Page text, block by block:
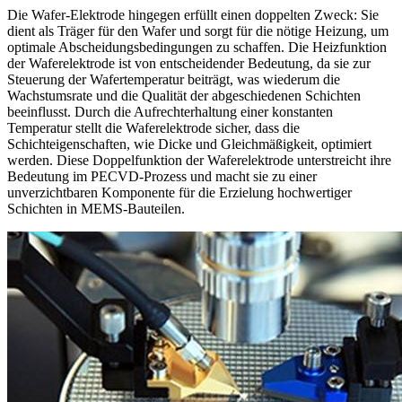
Die Wafer-Elektrode hingegen erfüllt einen doppelten Zweck: Sie
dient als Träger für den Wafer und sorgt für die nötige Heizung, um
optimale Abscheidungsbedingungen zu schaffen. Die Heizfunktion
der Waferelektrode ist von entscheidender Bedeutung, da sie zur
Steuerung der Wafertemperatur beiträgt, was wiederum die
Wachstumsrate und die Qualität der abgeschiedenen Schichten
beeinflusst. Durch die Aufrechterhaltung einer konstanten
Temperatur stellt die Waferelektrode sicher, dass die
Schichteigenschaften, wie Dicke und Gleichmäßigkeit, optimiert
werden. Diese Doppelfunktion der Waferelektrode unterstreicht ihre
Bedeutung im PECVD-Prozess und macht sie zu einer
unverzichtbaren Komponente für die Erzielung hochwertiger
Schichten in MEMS-Bauteilen.